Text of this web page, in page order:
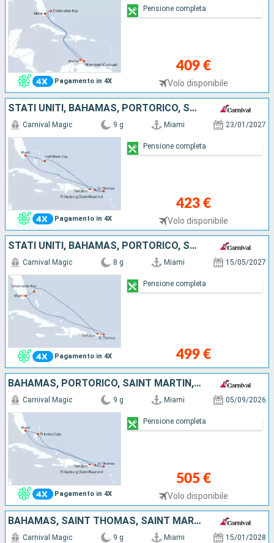
Pagamento in 4X
409 €
Volo disponibile
Pensione completa
STATI UNITI, BAHAMAS, PORTORICO, SAINT MARTIN, SAINT THOMAS
Pagamento in 4X
Carnival Magic 9 g Miami 23/01/2027
423 €
Volo disponibile
Pensione completa
STATI UNITI, BAHAMAS, PORTORICO, SAINT THOMAS
Pagamento in 4X
Carnival Magic 8 g Miami 15/05/2027
499 €
Pensione completa
BAHAMAS, PORTORICO, SAINT MARTIN, SAINT THOMAS, STATI UNITI
Pagamento in 4X
Carnival Magic 9 g Miami 05/09/2026
505 €
Volo disponibile
Pensione completa
BAHAMAS, SAINT THOMAS, SAINT MARTIN, SAINT CROIX, STATI UNITI
Carnival Magic 9 g Miami 15/01/2028